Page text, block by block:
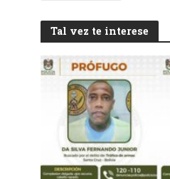
Tal vez te interese